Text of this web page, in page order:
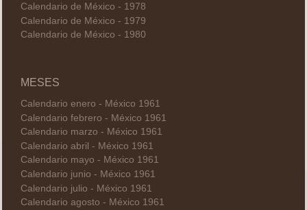
Calendario de México - 1978
Calendario de México - 1979
Calendario de México - 1980
MESES
Calendario enero - México 1961
Calendario febrero - México 1961
Calendario marzo - México 1961
Calendario abril - México 1961
Calendario mayo - México 1961
Calendario junio - México 1961
Calendario julio - México 1961
Calendario agosto - México 1961